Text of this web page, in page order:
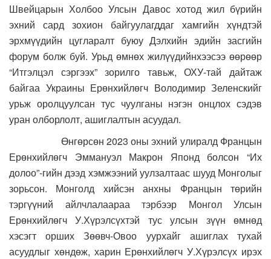
Швейцарын Холбоо Улсын Давос хотод жил бүрийн
эхний сард зохион байгуулагддаг хамгийн хүндтэй
эрхмүүдийн цугларалт буюу Дэлхийн эдийн засгийн
форум болж буй. Урьд өмнөх жилүүдийнхээсээ өөрөөр
“Итгэлцэл сэргээх” зорилго тавьж, ОХУ-тай дайтаж
байгаа Украины Ерөнхийлөгч Володимир Зеленскийг
урьж оролцуулсан тус чуулганы нэгэн онцлох сэдэв
уран олборлолт, ашиглалтын асуудал.
Өнгөрсөн 2023 оны эхний улиралд Францын
Ерөнхийлөгч Эммануэл Макрон Японд болсон “Их
долоо”-гийн дээд хэмжээний уулзалтаас шууд Монголыг
зорьсон. Монголд хийсэн анхны Францын төрийн
тэргүүний айлчлалаараа тэрбээр Монгол Улсын
Ерөнхийлөгч У.Хүрэлсүхтэй тус улсын зүүн өмнөд
хэсэгт орших Зөөвч-Овоо уурхайг ашиглах тухай
асуудлыг хөндөж, харин Ерөнхийлөгч У.Хүрэлсүх ирэх